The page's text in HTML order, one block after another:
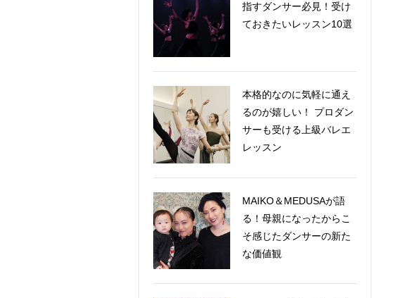
指すダンサー必見！受け
ておきたいレッスン10選
本格的なのに気軽に通え
るのが嬉しい！ プロダン
サーも受ける上級バレエ
レッスン
MAIKO＆MEDUSAが語
る！母親になったからこ
そ感じたダンサーの新た
な価値観